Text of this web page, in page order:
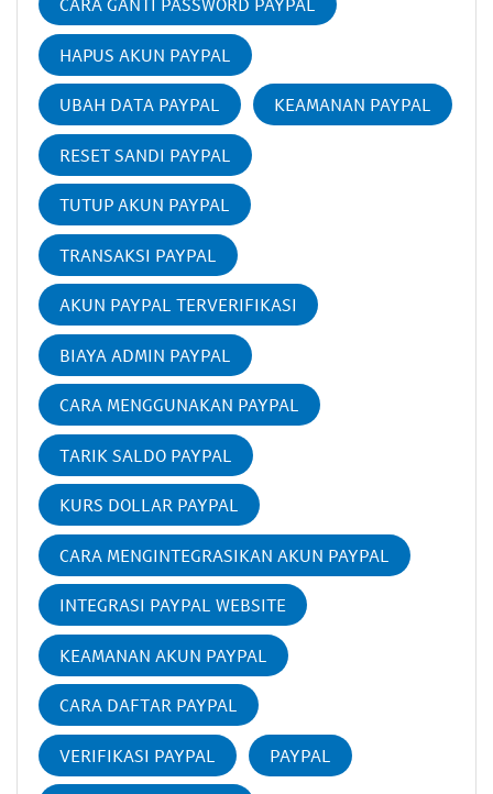
CARA GANTI PASSWORD PAYPAL
HAPUS AKUN PAYPAL
UBAH DATA PAYPAL KEAMANAN PAYPAL
RESET SANDI PAYPAL
TUTUP AKUN PAYPAL
TRANSAKSI PAYPAL
AKUN PAYPAL TERVERIFIKASI
BIAYA ADMIN PAYPAL
CARA MENGGUNAKAN PAYPAL
TARIK SALDO PAYPAL
KURS DOLLAR PAYPAL
CARA MENGINTEGRASIKAN AKUN PAYPAL
INTEGRASI PAYPAL WEBSITE
KEAMANAN AKUN PAYPAL
CARA DAFTAR PAYPAL
VERIFIKASI PAYPAL PAYPAL